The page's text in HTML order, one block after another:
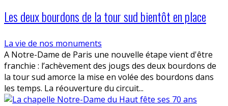
Les deux bourdons de la tour sud bientôt en place
La vie de nos monuments
A Notre-Dame de Paris une nouvelle étape vient d'être
franchie : l’achèvement des jougs des deux bourdons de
la tour sud amorce la mise en volée des bourdons dans
les temps. La réouverture du circuit...